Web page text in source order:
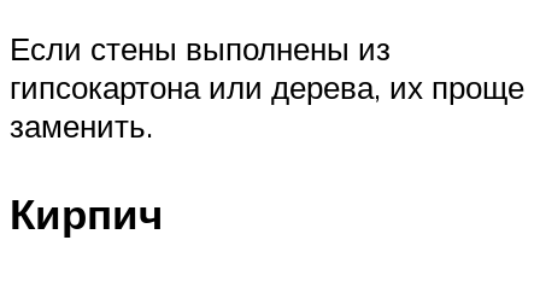
Если стены выполнены из
гипсокартона или дерева, их проще
заменить.
Кирпич